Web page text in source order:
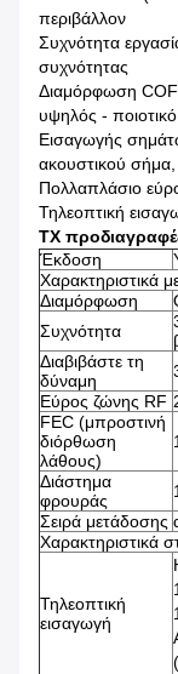
περιβάλλον
Συχνότητα
συχνότητας
Διαμόρφωση
υψηλός -
Εισαγωγής
ακουστικού σήμα,
Πολλαπλάσιο
Τηλεοπτική
TX
Έκδοση
Χαρακτηριστικά
Διαμόρφωση
Συχνότητα
Διαβιβάστε τη
δύναμη
Εύρος ζώνης RF
FEC (μπροστινή
διόρθωση
λάθους)
Διάστημα
φρουράς
Σειρά μετάδοσης
Χαρακτηριστικά
Τηλεοπτική
εισαγωγή